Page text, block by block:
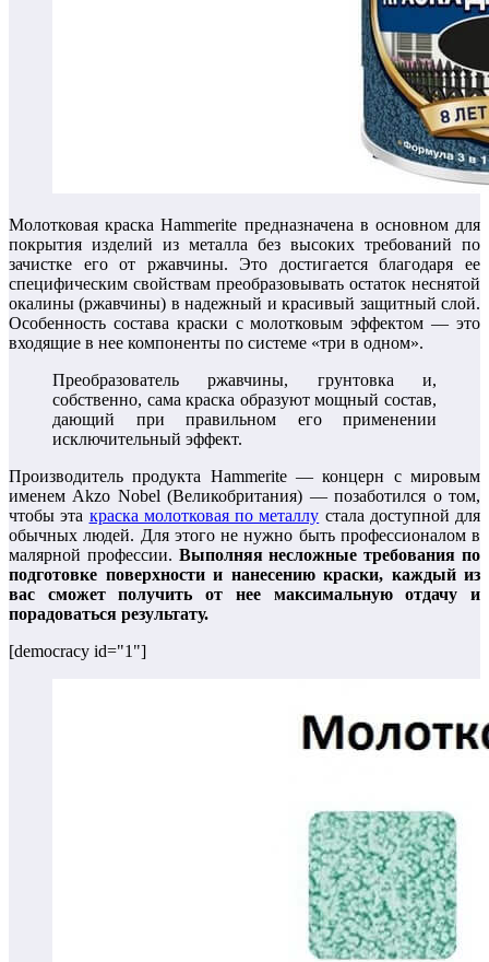
Молотковая краска Hammerite предназначена в основном для
покрытия изделий из металла без высоких требований по
зачистке его от ржавчины. Это достигается благодаря ее
специфическим свойствам преобразовывать остаток неснятой
окалины (ржавчины) в надежный и красивый защитный слой.
Особенность состава краски с молотковым эффектом — это
входящие в нее компоненты по системе «три в одном».
Преобразователь ржавчины, грунтовка и,
собственно, сама краска образуют мощный состав,
дающий при правильном его применении
исключительный эффект.
Производитель продукта Hammerite — концерн с мировым
именем Akzo Nobel (Великобритания) — позаботился о том,
чтобы эта краска молотковая по металлу стала доступной для
обычных людей. Для этого не нужно быть профессионалом в
малярной профессии. Выполняя несложные требования по
подготовке поверхности и нанесению краски, каждый из
вас сможет получить от нее максимальную отдачу и
порадоваться результату.
[democracy id="1"]